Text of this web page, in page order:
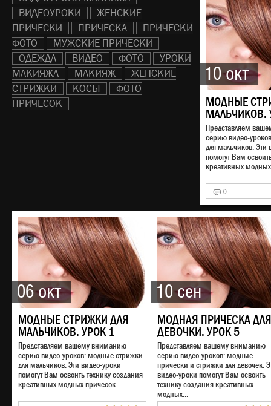
ВИДЕОУРОКИ
ЖЕНСКИЕ
ПРИЧЕСКИ
ПРИЧЕСКА
ПРИЧЕСКИ
ФОТО
МУЖСКИЕ ПРИЧЕСКИ
ОДЕЖДА
ВИДЕО ФОТО
УРОКИ
МАКИЯЖА
МАКИЯЖ
ЖЕНСКИЕ
СТРИЖКИ
КОСЫ
ФОТО
ПРИЧЕСОК
10 окт
МОДНЫЕ
МАЛЬЧИКОВ.
Представляем
серию видео-
для мальчиков. Эти
помогут Вам
креативных
0
06 окт
МОДНЫЕ СТРИЖКИ ДЛЯ
МАЛЬЧИКОВ. УРОК 1
Представляем вашему вниманию
серию видео-уроков: модные стрижки
для мальчиков. Эти видео-уроки
помогут Вам освоить технику создания
креативных модных причесок...
10 сен
МОДНАЯ ПРИЧЕСКА ДЛЯ
ДЕВОЧКИ. УРОК 5
Представляем вашему вниманию
серию видео-уроков: модные
прически и стрижки для девочек.
видео-уроки помогут Вам освоить
технику создания креативных
модных...